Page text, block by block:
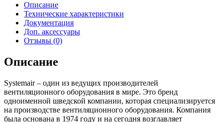
Описание
Технические характеристики
Документация
Доп. аксессуары
Отзывы (0)
Описание
Systemair – один из ведущих производителей
вентиляционного оборудования в мире. Это бренд
одноименной шведской компании, которая специализируется
на производстве вентиляционного оборудования. Компания
была основана в 1974 году и на сегодня возглавляет